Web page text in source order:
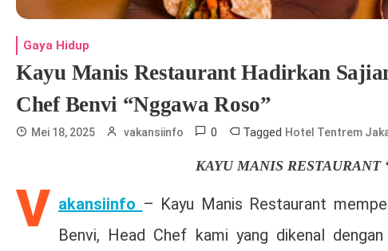
Gaya Hidup
Kayu Manis Restaurant Hadirkan
Chef Benvi “Nggawa Roso”
Mei 18, 2025 vakansiinfo 0 Tagged Hotel Tentrem
KAYU MANIS RESTAURANT
V akansiinfo – Kayu Manis Restaurant
Benvi, Head Chef kami yang dikenal